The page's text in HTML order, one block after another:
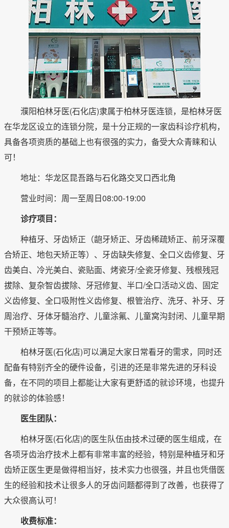
濮阳柏林牙医(石化店)隶属于柏林牙医连锁，是柏林牙医
在华龙区设立的连锁分院，是十分正规的一家齿科诊疗机构，
具备各项资质的基础上也有很强的实力，备受大众青睐和认
可！
地址：华龙区昆吾路与石化路交叉口西北角
营业时间：周一至周日08:00-19:00
诊疗项目：
种植牙、牙齿矫正（龅牙矫正、牙齿稀疏矫正、前牙深覆
合矫正、地包天矫正等）、牙齿缺失修复、全口义齿修复、牙
齿美白、冷光美白、瓷贴面、烤瓷牙/全瓷牙修复、残根残冠
拔除、复杂智齿拔除、牙冠修复、半口/全口活动义齿、固定
义齿修复、全口吸附性义齿修复、根管治疗、洗牙、补牙、牙
周治疗、牙体牙髓治疗、儿童涂氟、儿童窝沟封闭、儿童早期
干预矫正等等。
柏林牙医(石化店)可以满足大家日常看牙的需求，同时还
配备有特别齐全的硬件设备，引进的还是非常先进的牙科设
备，在不同的项目上都能让大家有更舒适的就诊环境，也提升
的就诊的体验感！
医生团队：
柏林牙医(石化店)的医生队伍由技术过硬的医生组成，在
各项牙齿治疗技术上都有非常丰富的经验，特别是种植牙和牙
齿矫正医生更是做得相当好，技术实力也很强，并且也凭借医
生的经验和技术让很多人的牙齿问题都得到了改善，也获得了
大众很高认可！
收费标准：